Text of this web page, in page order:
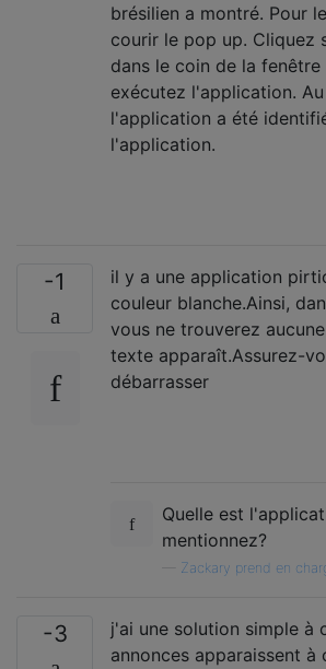
brésilien a montré. Pour
courir le pop up. Cliquez
dans le coin de la
exécutez l'application.
l'application a été
l'application.
-1
il y a une application
couleur blanche.Ainsi,
vous ne trouverez
texte apparaît.Assurez-
débarrasser
Quelle est
mentionnez?
Zackary prend en
-3
j'ai une solution simple à
annonces apparaissent à